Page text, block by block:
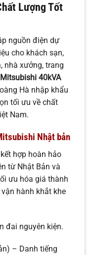
Lượng Tốt
nguồn điện dự
cho khách sạn,
nhà xưởng, trang
40kVA
Hà nhập khẩu
tối ưu về chất
Nam.
Nhật bản
hợp hoàn hảo
từ Nhật Bản và
ưu hóa giá thành
hành khắt khe
đai nguyên kiện.
– Danh tiếng